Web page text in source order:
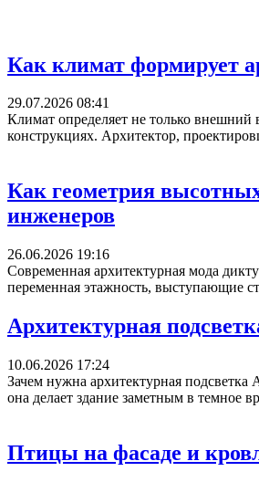
Как климат формирует
29.07.2026 08:41
Климат определяет не только внешний
конструкциях. Архитектор,
Как геометрия
инженеров
26.06.2026 19:16
Современная архитектурная мода
переменная этажность, выступающие
Архитектурная
10.06.2026 17:24
Зачем нужна архитектурная
она делает здание заметным в темное
Птицы на фасаде и